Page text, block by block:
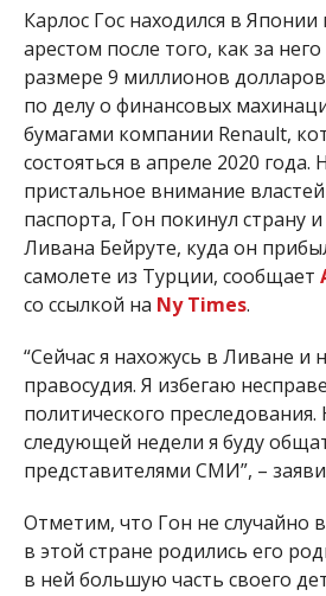
Карлос Гос находился в
арестом после того, как за
размере 9 миллионов
по делу о финансовых
бумагами компании Renault,
состояться в апреле 2020 года.
пристальное внимание властей
паспорта, Гон покинул страну
Ливана Бейруте, куда он
самолете из Турции, сообщает
со ссылкой на Ny Times.
“Сейчас я нахожусь в Ливане и
правосудия. Я избегаю
политического преследования.
следующей недели я буду
представителями СМИ”, –
Отметим, что Гон не случайно
в этой стране родились его
в ней большую часть своего